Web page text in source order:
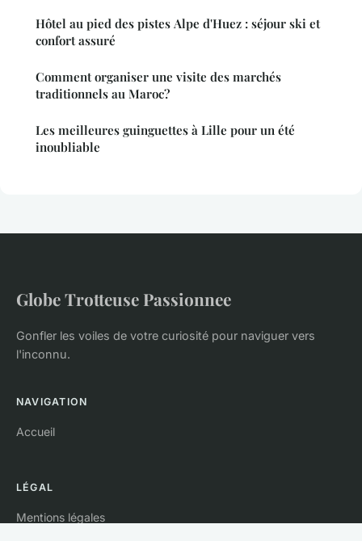
Hôtel au pied des pistes Alpe d'Huez : séjour ski et
confort assuré
Comment organiser une visite des marchés
traditionnels au Maroc?
Les meilleures guinguettes à Lille pour un été
inoubliable
Globe Trotteuse Passionnee
Gonfler les voiles de votre curiosité pour naviguer vers
l'inconnu.
NAVIGATION
Accueil
LÉGAL
Mentions légales